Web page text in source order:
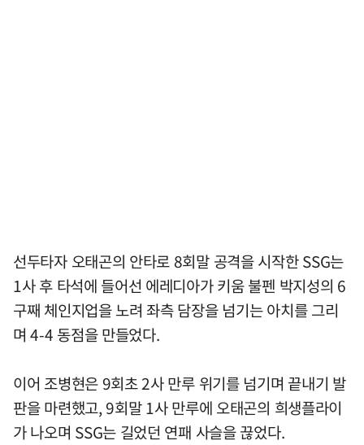
선두타자 오태곤의 안타로 8회말 공격을 시작한 SSG는
1사 후 타석에 들어선 에레디아가 키움 불펜 박지성의 6
구째 체인지업을 노려 좌측 담장을 넘기는 아치를 그리
며 4-4 동점을 만들었다.
이어 조병현은 9회초 2사 만루 위기를 넘기며 끝내기 발
판을 마련했고, 9회말 1사 만루에 오태곤의 희생플라이
가 나오며 SSG는 길었던 연패 사슬을 끊었다.